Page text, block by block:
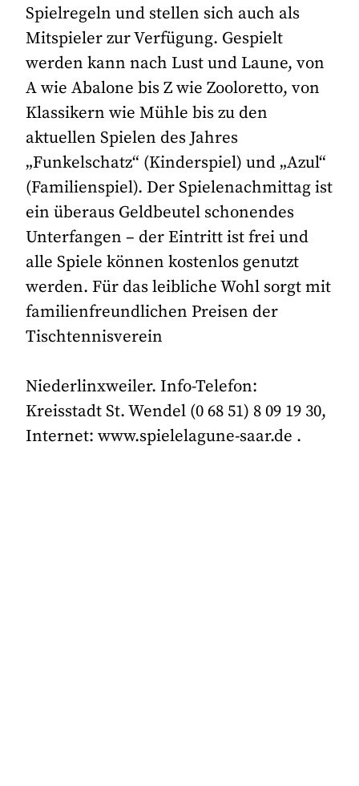
Spielregeln und stellen sich auch als
Mitspieler zur Verfügung. Gespielt
werden kann nach Lust und Laune, von
A wie Abalone bis Z wie Zooloretto, von
Klassikern wie Mühle bis zu den
aktuellen Spielen des Jahres
„Funkelschatz“ (Kinderspiel) und „Azul“
(Familienspiel). Der Spielenachmittag ist
ein überaus Geldbeutel schonendes
Unterfangen – der Eintritt ist frei und
alle Spiele können kostenlos genutzt
werden. Für das leibliche Wohl sorgt mit
familienfreundlichen Preisen der
Tischtennisverein
Niederlinxweiler. Info-Telefon:
Kreisstadt St. Wendel (0 68 51) 8 09 19 30,
Internet: www.spielelagune-saar.de .